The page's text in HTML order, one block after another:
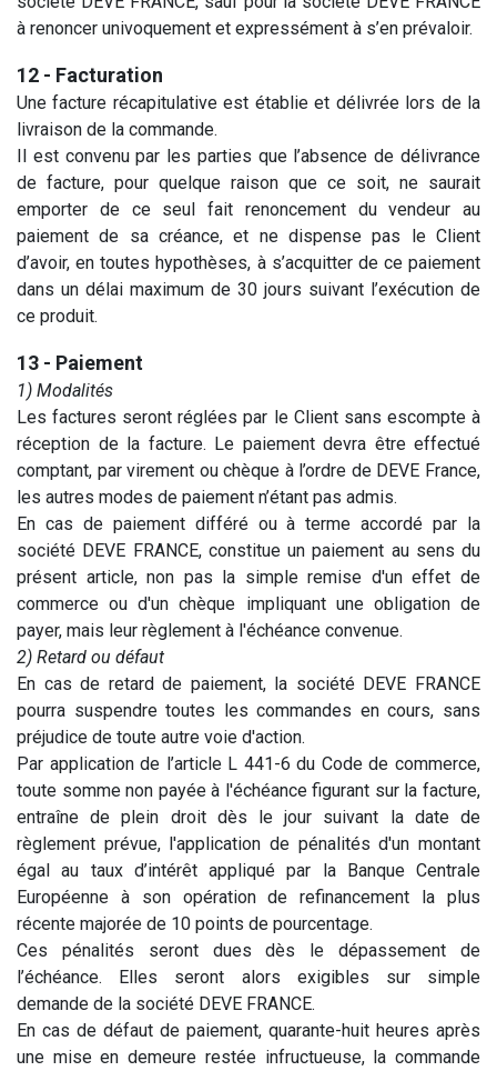
à renoncer univoquement et expressément à s’en prévaloir.
12 - Facturation
Une facture récapitulative est établie et délivrée lors de la
livraison de la commande.
Il est convenu par les parties que l’absence de délivrance
de facture, pour quelque raison que ce soit, ne saurait
emporter de ce seul fait renoncement du vendeur au
paiement de sa créance, et ne dispense pas le Client
d’avoir, en toutes hypothèses, à s’acquitter de ce paiement
dans un délai maximum de 30 jours suivant l’exécution de
ce produit.
13 - Paiement
1) Modalités
Les factures seront réglées par le Client sans escompte à
réception de la facture. Le paiement devra être effectué
comptant, par virement ou chèque à l’ordre de DEVE France,
les autres modes de paiement n’étant pas admis.
En cas de paiement différé ou à terme accordé par la
société DEVE FRANCE, constitue un paiement au sens du
présent article, non pas la simple remise d'un effet de
commerce ou d'un chèque impliquant une obligation de
payer, mais leur règlement à l'échéance convenue.
2) Retard ou défaut
En cas de retard de paiement, la société DEVE FRANCE
pourra suspendre toutes les commandes en cours, sans
préjudice de toute autre voie d'action.
Par application de l’article L 441-6 du Code de commerce,
toute somme non payée à l'échéance figurant sur la facture,
entraîne de plein droit dès le jour suivant la date de
règlement prévue, l'application de pénalités d'un montant
égal au taux d’intérêt appliqué par la Banque Centrale
Européenne à son opération de refinancement la plus
récente majorée de 10 points de pourcentage.
Ces pénalités seront dues dès le dépassement de
l’échéance. Elles seront alors exigibles sur simple
demande de la société DEVE FRANCE.
En cas de défaut de paiement, quarante-huit heures après
une mise en demeure restée infructueuse, la commande